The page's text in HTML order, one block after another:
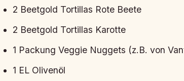
2 Beetgold Tortillas Rote Beete
2 Beetgold Tortillas Karotte
1 Packung Veggie Nuggets (z.B. von
1 EL Olivenöl